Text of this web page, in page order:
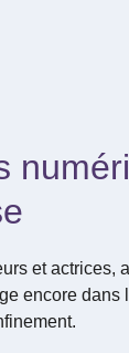
et actrices,
encore